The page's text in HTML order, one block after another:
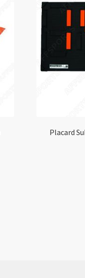
Placard